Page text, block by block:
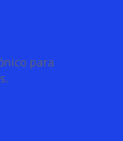
para